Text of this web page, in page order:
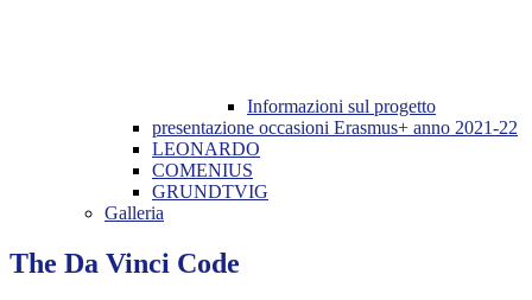
Informazioni sul progetto
presentazione occasioni Erasmus+ anno 2021-22
LEONARDO
COMENIUS
GRUNDTVIG
Galleria
The Da Vinci Code